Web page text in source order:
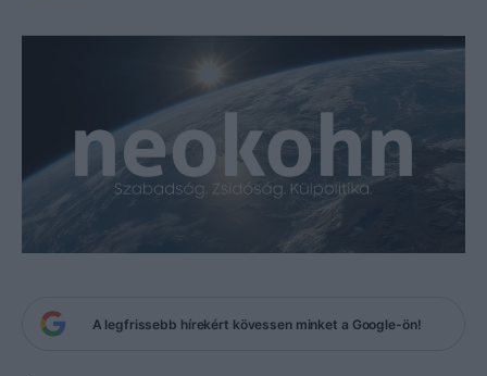
A legfrissebb hírekért kövessen minket a Google-ön!